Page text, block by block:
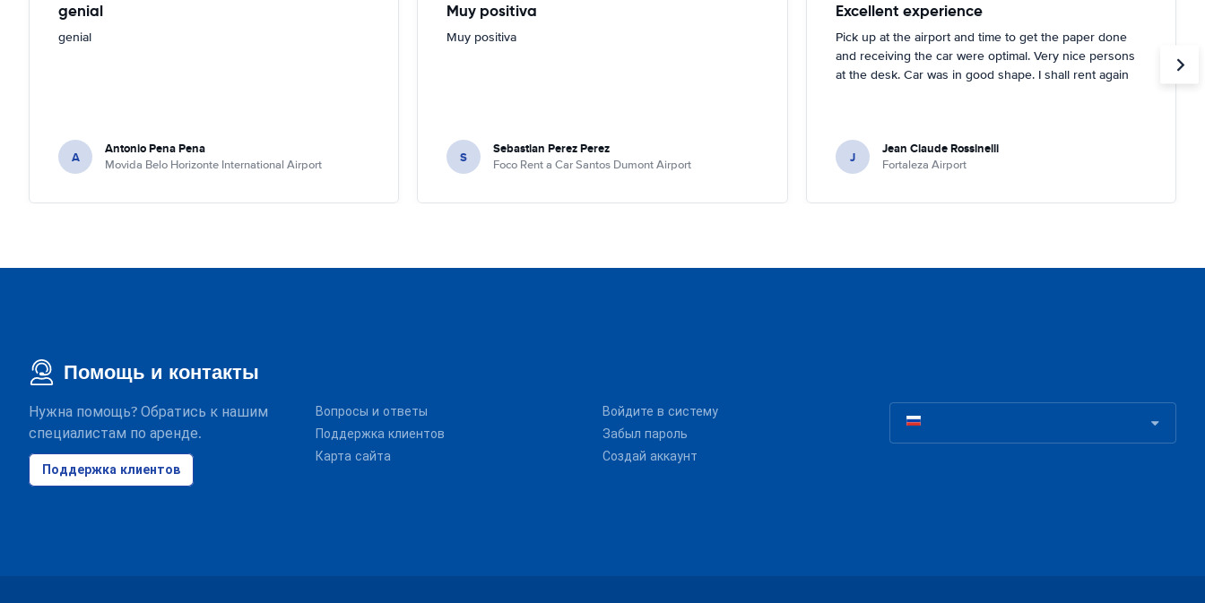
genial
genial
A Antonio Pena Pena
Movida Belo Horizonte International Airport
Muy positiva
Muy positiva
S Sebastian Perez Perez
Foco Rent a Car Santos Dumont Airport
Excellent experience
Pick up at the airport and time to get the paper done
and receiving the car were optimal. Very nice persons
at the desk. Car was in good shape. I shall rent again
J Jean Claude Rossinelli
Fortaleza Airport
Помощь и контакты
Нужна помощь? Обратись к нашим
специалистам по аренде.
Поддержка клиентов
Вопросы и ответы
Поддержка клиентов
Карта сайта
Войдите в систему
Забыл пароль
Создай аккаунт